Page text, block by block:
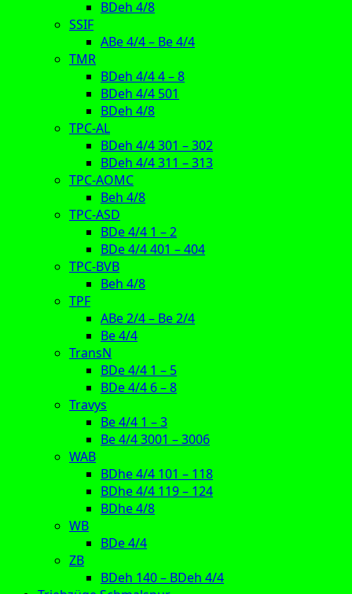
BDeh 4/8
SSIF
ABe 4/4 – Be 4/4
TMR
BDeh 4/4 4 – 8
BDeh 4/4 501
BDeh 4/8
TPC-AL
BDeh 4/4 301 – 302
BDeh 4/4 311 – 313
TPC-AOMC
Beh 4/8
TPC-ASD
BDe 4/4 1 – 2
BDe 4/4 401 – 404
TPC-BVB
Beh 4/8
TPF
ABe 2/4 – Be 2/4
Be 4/4
TransN
BDe 4/4 1 – 5
BDe 4/4 6 – 8
Travys
Be 4/4 1 – 3
Be 4/4 3001 – 3006
WAB
BDhe 4/4 101 – 118
BDhe 4/4 119 – 124
BDhe 4/8
WB
BDe 4/4
ZB
BDeh 140 – BDeh 4/4